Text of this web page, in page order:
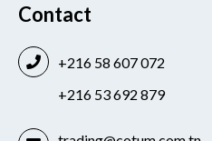
Contact
+216 58 607 072
+216 53 692 879